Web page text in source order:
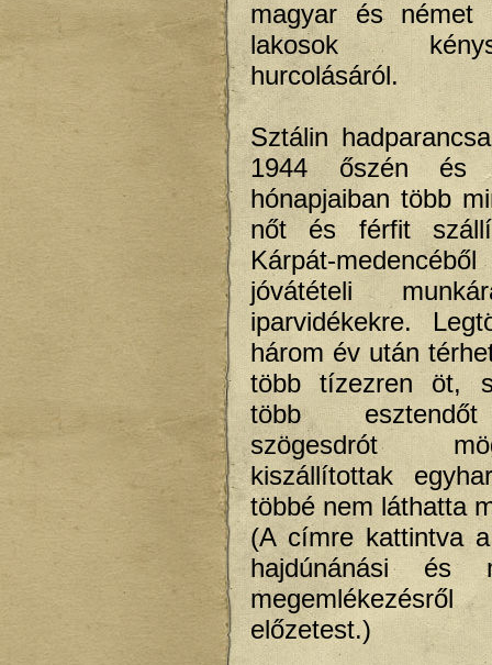
magyar és német
lakosok
hurcolásáról.
Sztálin
1944 őszén és
hónapjaiban több
nőt és férfit
Kárpát-
jóvátételi
iparvidékekre.
három év után
több tízezren öt,
több
szögesdrót
kiszállítottak
többé nem láthatta
(A címre kattintva
hajdúnánási és
megemlékezésről
előzetest.)